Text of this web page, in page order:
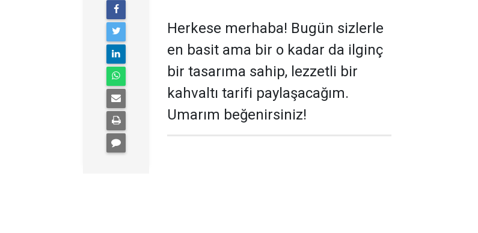
Herkese merhaba! Bugün sizlerle
en basit ama bir o kadar da ilginç
bir tasarıma sahip, lezzetli bir
kahvaltı tarifi paylaşacağım.
Umarım beğenirsiniz!